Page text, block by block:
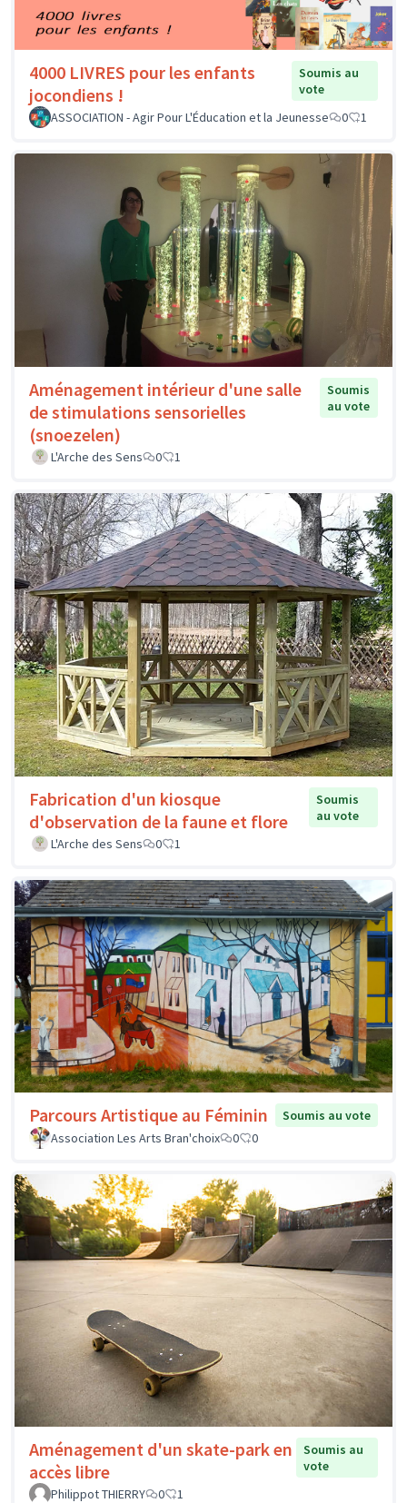
4000 LIVRES pour les enfants
jocondiens !
Soumis au
vote
ASSOCIATION - Agir Pour L'Éducation et la Jeunesse
0 1
Aménagement intérieur d'une salle
de stimulations sensorielles
(snoezelen)
Soumis
au vote
L'Arche des Sens 0 1
Fabrication d'un kiosque
d'observation de la faune et flore
Soumis
au vote
L'Arche des Sens
0 1
Parcours Artistique au Féminin
Soumis au vote
Association Les Arts Bran'choix
0 0
Aménagement d'un skate-park en
accès libre
Soumis au
vote
Philippot THIERRY
0 1